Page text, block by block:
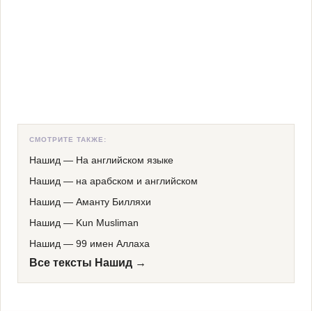
СМОТРИТЕ ТАКЖЕ:
Нашид — На английском языке
Нашид — на арабском и английском
Нашид — Аманту Билляхи
Нашид — Kun Musliman
Нашид — 99 имен Аллаха
Все тексты Нашид →